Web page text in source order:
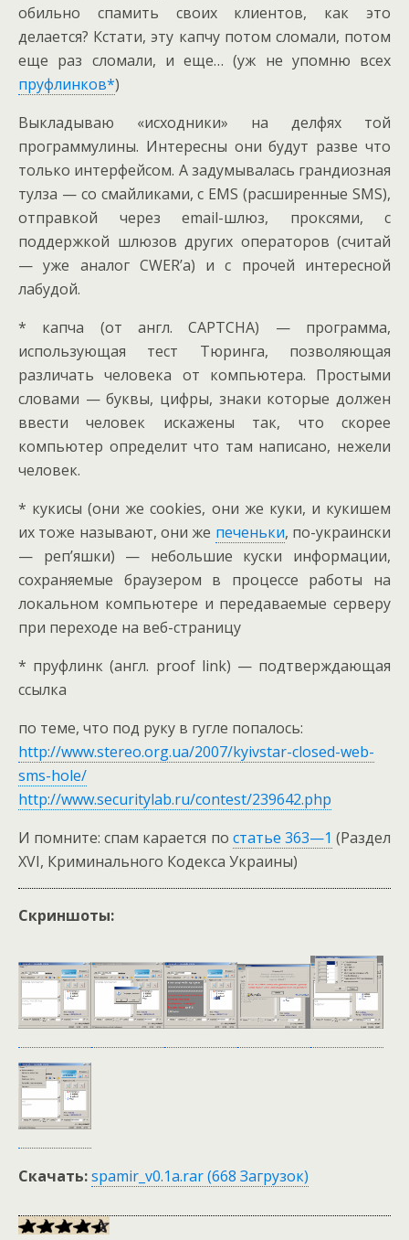
обильно спамить своих клиентов, как это
делается? Кстати, эту капчу потом сломали, потом
еще раз сломали, и еще… (уж не упомню всех
пруфлинков*)
Выкладываю «исходники» на делфях той
программулины. Интересны они будут разве что
только интерфейсом. А задумывалась грандиозная
тулза — со смайликами, с EMS (расширенные SMS),
отправкой через email-шлюз, проксями, с
поддержкой шлюзов других операторов (считай
— уже аналог CWER’а) и с прочей интересной
лабудой.
* капча (от англ. CAPTCHA) — программа,
использующая тест Тюринга, позволяющая
различать человека от компьютера. Простыми
словами — буквы, цифры, знаки которые должен
ввести человек искажены так, что скорее
компьютер определит что там написано, нежели
человек.
* кукисы (они же cookies, они же куки, и кукишем
их тоже называют, они же печеньки, по-украински
— реп’яшки) — небольшие куски информации,
сохраняемые браузером в процессе работы на
локальном компьютере и передаваемые серверу
при переходе на веб-страницу
* пруфлинк (англ. proof link) — подтверждающая
ссылка
по теме, что под руку в гугле попалось:
http://www.stereo.org.ua/2007/kyivstar-closed-web-
sms-hole/
http://www.securitylab.ru/contest/239642.php
И помните: спам карается по статье 363—1 (Раздел
XVI, Криминального Кодекса Украины)
Скриншоты:
Скачать:spamir_v0.1a.rar (668 Загрузок)